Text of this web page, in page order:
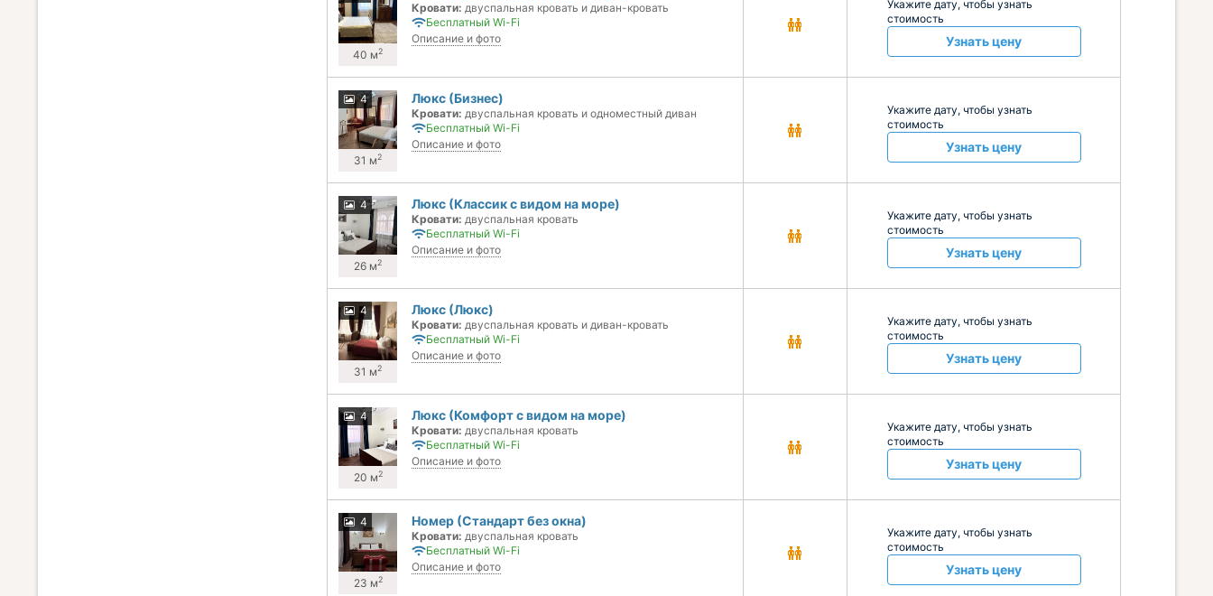
40 м2
Кровати: двуспальная кровать и диван-кровать
Бесплатный Wi-Fi
Описание и фото
Укажите дату, чтобы узнать
стоимость
Узнать цену
4
31 м2
Люкс (Бизнес)
Кровати: двуспальная кровать и одноместный диван
Бесплатный Wi-Fi
Описание и фото
Укажите дату, чтобы узнать
стоимость
Узнать цену
4
26 м2
Люкс (Классик с видом на море)
Кровати: двуспальная кровать
Бесплатный Wi-Fi
Описание и фото
Укажите дату, чтобы узнать
стоимость
Узнать цену
4
31 м2
Люкс (Люкс)
Кровати: двуспальная кровать и диван-кровать
Бесплатный Wi-Fi
Описание и фото
Укажите дату, чтобы узнать
стоимость
Узнать цену
4
20 м2
Люкс (Комфорт с видом на море)
Кровати: двуспальная кровать
Бесплатный Wi-Fi
Описание и фото
Укажите дату, чтобы узнать
стоимость
Узнать цену
4
23 м2
Номер (Стандарт без окна)
Кровати: двуспальная кровать
Бесплатный Wi-Fi
Описание и фото
Укажите дату, чтобы узнать
стоимость
Узнать цену